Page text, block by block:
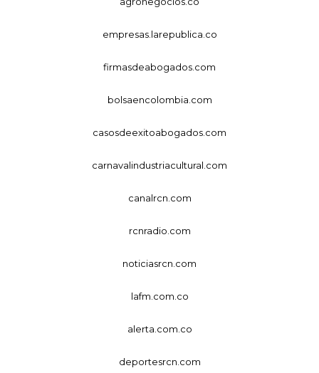
empresas.larepublica.co
firmasdeabogados.com
bolsaencolombia.com
casosdeexitoabogados.com
carnavalindustriacultural.com
canalrcn.com
rcnradio.com
noticiasrcn.com
lafm.com.co
alerta.com.co
deportesrcn.com